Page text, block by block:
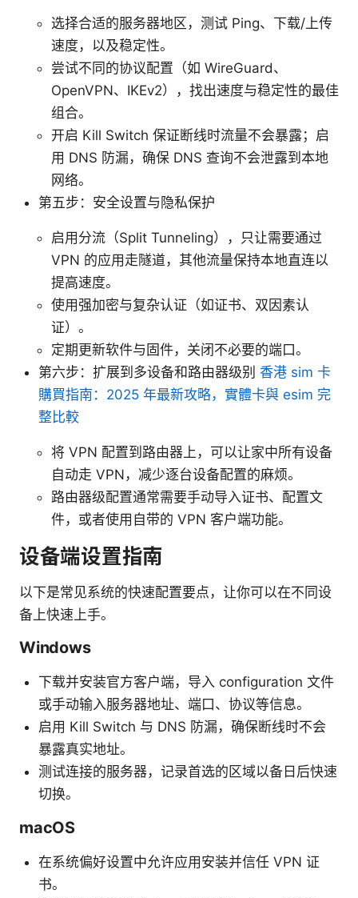
选择合适的服务器地区，测试 Ping、下载/上传
速度，以及稳定性。
尝试不同的协议配置（如 WireGuard、
OpenVPN、IKEv2），找出速度与稳定性的最佳
组合。
开启 Kill Switch 保证断线时流量不会暴露；启
用 DNS 防漏，确保 DNS 查询不会泄露到本地
网络。
第五步：安全设置与隐私保护
启用分流（Split Tunneling），只让需要通过
VPN 的应用走隧道，其他流量保持本地直连以
提高速度。
使用强加密与复杂认证（如证书、双因素认
证）。
定期更新软件与固件，关闭不必要的端口。
第六步：扩展到多设备和路由器级别 香港 sim 卡
購買指南：2025 年最新攻略，實體卡與 esim 完
整比較
将 VPN 配置到路由器上，可以让家中所有设备
自动走 VPN，减少逐台设备配置的麻烦。
路由器级配置通常需要手动导入证书、配置文
件，或者使用自带的 VPN 客户端功能。
设备端设置指南
以下是常见系统的快速配置要点，让你可以在不同设
备上快速上手。
Windows
下载并安装官方客户端，导入 configuration 文件
或手动输入服务器地址、端口、协议等信息。
启用 Kill Switch 与 DNS 防漏，确保断线时不会
暴露真实地址。
测试连接的服务器，记录首选的区域以备日后快速
切换。
macOS
在系统偏好设置中允许应用安装并信任 VPN 证
书。